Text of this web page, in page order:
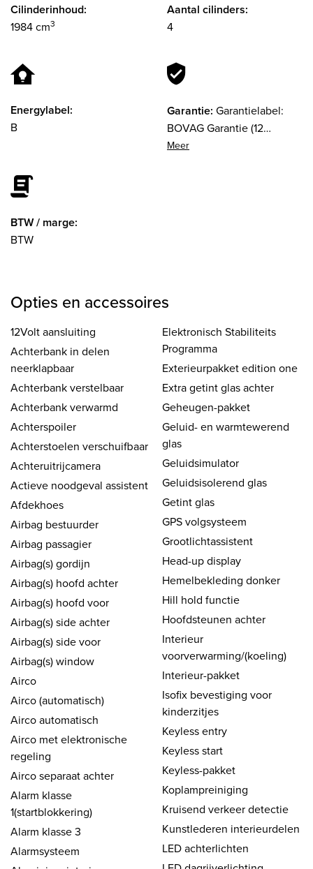
Cilinderinhoud:
1984 cm3
Aantal cilinders:
4
Energylabel:
B
Garantie: Garantielabel:
BOVAG Garantie (12
maanden)
BTW / marge:
BTW
Opties en accessoires
12Volt aansluiting
Achterbank in delen
neerklapbaar
Achterbank verstelbaar
Achterbank verwarmd
Achterspoiler
Achterstoelen verschuifbaar
Achteruitrijcamera
Actieve noodgeval assistent
Afdekhoes
Airbag bestuurder
Airbag passagier
Airbag(s) gordijn
Airbag(s) hoofd achter
Airbag(s) hoofd voor
Airbag(s) side achter
Airbag(s) side voor
Airbag(s) window
Airco
Airco (automatisch)
Airco automatisch
Airco met elektronische
regeling
Airco separaat achter
Alarm klasse
1(startblokkering)
Alarm klasse 3
Alarmsysteem
Elektronisch Stabiliteits
Programma
Exterieurpakket edition one
Extra getint glas achter
Geheugen-pakket
Geluid- en warmtewerend
glas
Geluidsimulator
Geluidsisolerend glas
Getint glas
GPS volgsysteem
Grootlichtassistent
Head-up display
Hemelbekleding donker
Hill hold functie
Hoofdsteunen achter
Interieur
voorverwarming/(koeling)
Interieur-pakket
Isofix bevestiging voor
kinderzitjes
Keyless entry
Keyless start
Keyless-pakket
Koplampreiniging
Kruisend verkeer detectie
Kunstlederen interieurdelen
LED achterlichten